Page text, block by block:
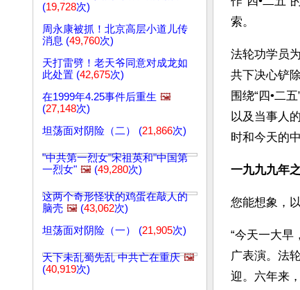
(19,728次)
周永康被抓！北京高层小道儿传
消息 (49,760次)
天打雷劈！老天爷同意对成龙如
此处置 (42,675次)
在1999年4.25事件后重生 🖼️
(27,148次)
坦荡面对阴险（二） (21,866次)
"中共第一烈女"宋祖英和"中国第
一烈女" 🖼️ (49,280次)
这两个奇形怪状的鸡蛋在敲人的
脑壳 🖼️ (43,062次)
坦荡面对阴险（一） (21,905次)
天下未乱蜀先乱 中共亡在重庆 🖼️
(40,919次)
索。
法轮功学员
共下决心铲
围绕“四•二
以及当事人
时和今天的
一九九九年
您能想象，
“今天一大早
广表演。法
迎。六年来